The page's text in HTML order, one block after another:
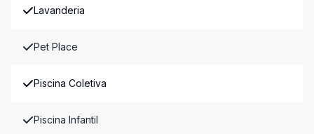
Lavanderia
Pet Place
Piscina Coletiva
Piscina Infantil